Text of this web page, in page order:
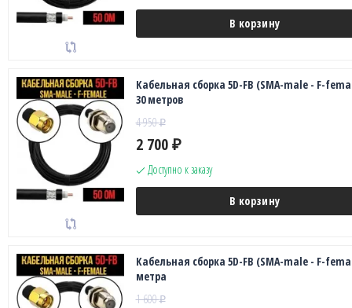
В корзину
Кабельная сборка 5D-FB (SMA-male - F-
30 метров
4 950₽
2 700 ₽
Доступно к заказу
В корзину
Кабельная сборка 5D-FB (SMA-male - F-
метра
1 600₽